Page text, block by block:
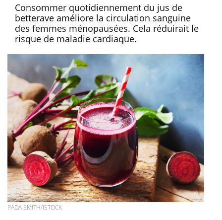
Consommer quotidiennement du jus de
betterave améliore la circulation sanguine
des femmes ménopausées. Cela réduirait le
risque de maladie cardiaque.
PADA SMITH/ISTOCK